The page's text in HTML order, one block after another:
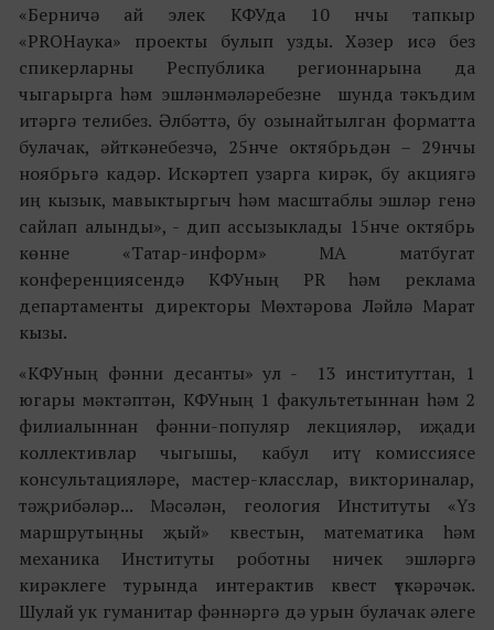
«Берничә ай элек КФУда 10 нчы тапкыр
«PROНаука» проекты булып узды. Хәзер исә без
спикерларны Республика регионнарына да
чыгарырга һәм эшләнмәләребезне шунда тәкъдим
итәргә телибез. Әлбәттә, бу озынайтылган форматта
булачак, әйткәнебезчә, 25нче октябрьдән – 29нчы
ноябрьгә кадәр. Искәртеп узарга кирәк, бу акциягә
иң кызык, мавыктыргыч һәм масштаблы эшләр генә
сайлап алынды», - дип ассызыклады 15нче октябрь
көнне «Татар-информ» МА матбугат
конференциясендә КФУның PR һәм реклама
департаменты директоры Мөхтәрова Ләйлә Марат
кызы.
«КФУның фәнни десанты» ул - 13 институттан, 1
югары мәктәптән, КФУның 1 факультетыннан һәм 2
филиалыннан фәнни-популяр лекцияләр, иҗади
коллективлар чыгышы, кабул итү комиссиясе
консультацияләре, мастер-класслар, викториналар,
тәҗрибәләр... Мәсәлән, геология Институты «Үз
маршрутыңны җый» квестын, математика һәм
механика Институты роботны ничек эшләргә
кирәклеге турында интерактив квест үткәрәчәк.
Шулай ук гуманитар фәннәргә дә урын булачак әлеге